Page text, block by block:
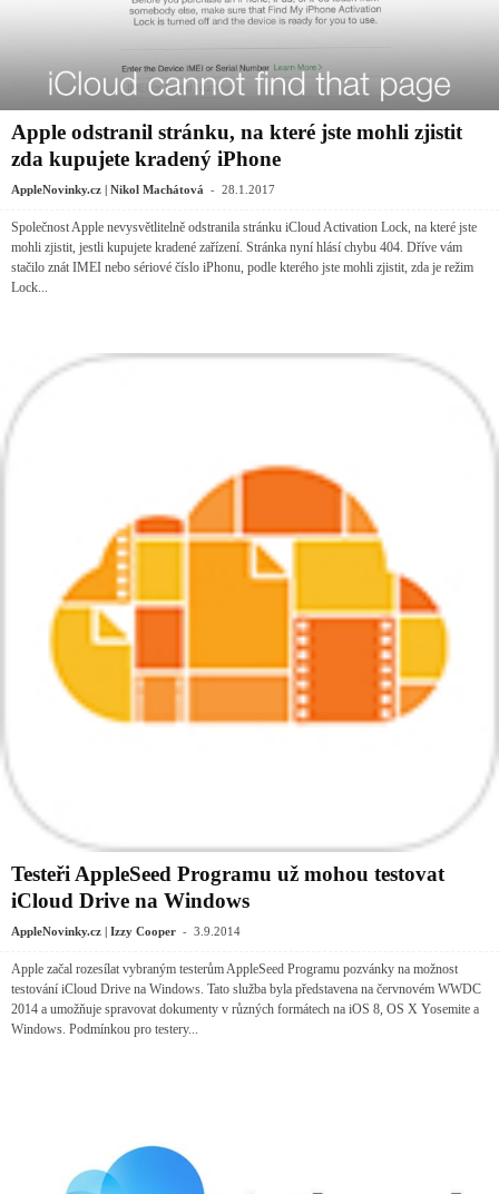
Apple odstranil stránku, na které jste mohli zjistit
zda kupujete kradený iPhone
AppleNovinky.cz | Nikol Machátová - 28.1.2017
Společnost Apple nevysvětlitelně odstranila stránku iCloud Activation Lock, na které jste
mohli zjistit, jestli kupujete kradené zařízení. Stránka nyní hlásí chybu 404. Dříve vám
stačilo znát IMEI nebo sériové číslo iPhonu, podle kterého jste mohli zjistit, zda je režim
Lock...
Testeři AppleSeed Programu už mohou testovat
iCloud Drive na Windows
AppleNovinky.cz | Izzy Cooper - 3.9.2014
Apple začal rozesílat vybraným testerům AppleSeed Programu pozvánky na možnost
testování iCloud Drive na Windows. Tato služba byla představena na červnovém WWDC
2014 a umožňuje spravovat dokumenty v různých formátech na iOS 8, OS X Yosemite a
Windows. Podmínkou pro testery...